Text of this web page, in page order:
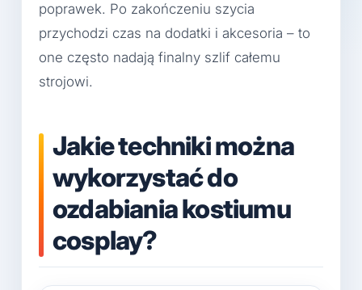
poprawek. Po zakończeniu szycia
przychodzi czas na dodatki i akcesoria – to
one często nadają finalny szlif całemu
strojowi.
Jakie techniki można
wykorzystać do
ozdabiania kostiumu
cosplay?